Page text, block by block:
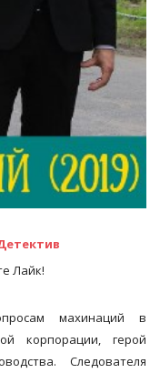
Лайк!
махинаций в
корпорации, герой
Следователя